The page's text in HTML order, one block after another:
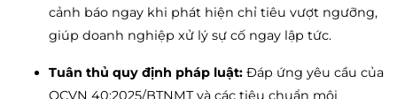
cảnh báo ngay khi phát hiện chỉ tiêu vượt ngưỡng,
giúp doanh nghiệp xử lý sự cố ngay lập tức.
Tuân thủ quy định pháp luật: Đáp ứng yêu cầu của
QCVN 40:2025/BTNMT và các tiêu chuẩn môi